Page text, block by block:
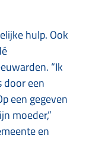
hulp. Ook
“Ik
door een
een gegeven
moeder,”
en